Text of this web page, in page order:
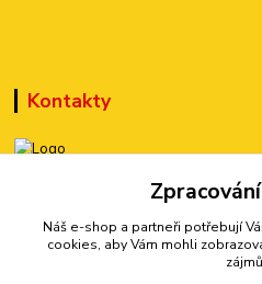
Kontakty
+420 777 899 301
sedmi@kraska1.cz
Náš e-shop a partneři potřebují
cookies, aby Vám mohli